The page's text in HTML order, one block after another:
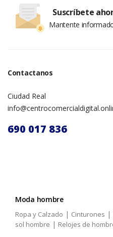
Suscríbete
Mantente
Contactanos
Ciudad Real
690 017 836
Moda hombre
Ropa y Calzado | Cinturones |
sol hombre | Relojes de